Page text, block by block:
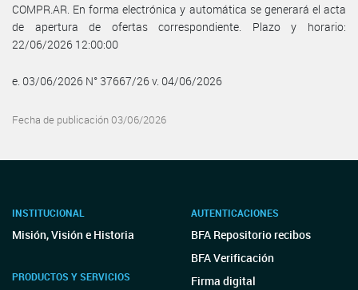
COMPR.AR. En forma electrónica y automática se generará el acta
de apertura de ofertas correspondiente. Plazo y horario:
22/06/2026 12:00:00
e. 03/06/2026 N° 37667/26 v. 04/06/2026
Fecha de publicación 03/06/2026
INSTITUCIONAL
Misión, Visión e Historia
PRODUCTOS Y SERVICIOS
AUTENTICACIONES
BFA Repositorio recibos
BFA Verificación
Firma digital